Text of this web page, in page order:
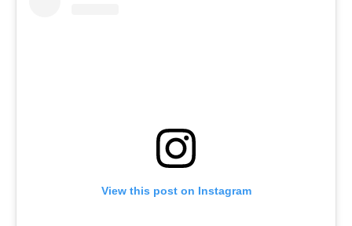
View this post on Instagram